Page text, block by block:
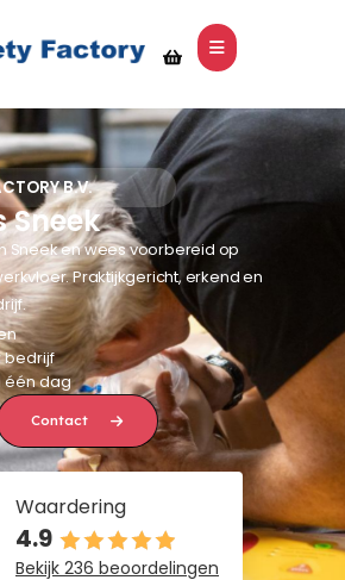
B.V.
Sneek
Sneek en wees voorbereid op
Praktijkgericht, erkend en
bedrijf
één dag
Contact
Waardering
4.9
Bekijk 236 beoordelingen